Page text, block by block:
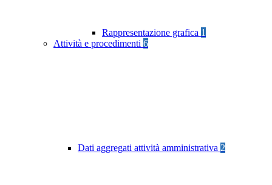
Rappresentazione grafica 1
Attività e procedimenti 6
Dati aggregati attività amministrativa 2